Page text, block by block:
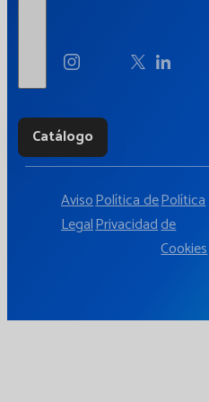
Catálogo
Aviso
Legal
Política de
Privacidad
Política
de
Cookies